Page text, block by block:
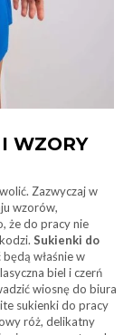
WZORY
Zazwyczaj w
wzorów,
że do pracy nie
Sukienki do
właśnie w
biel i czerń
wiosnę do biura
sukienki do pracy
róż, delikatny